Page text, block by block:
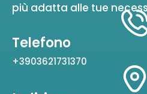
più adatta alle tue
Telefono
+3903621731370